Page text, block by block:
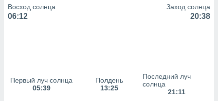
Восход солнца
06:12
Заход солнца
20:38
Первый луч солнца
05:39
Полдень
13:25
Последний луч
солнца
21:11